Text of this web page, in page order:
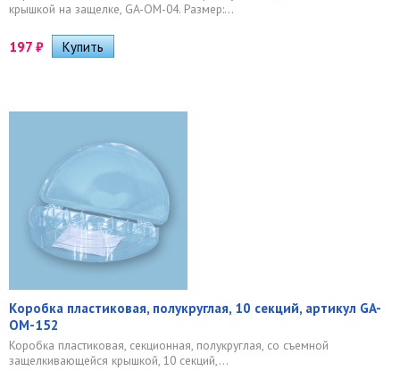
крышкой на защелке, GA-OM-04. Размер:...
197 ₽
Коробка пластиковая, полукруглая, 10 секций, артикул GA-
OM-152
Коробка пластиковая, секционная, полукруглая, со съемной
защелкивающейся крышкой, 10 секций,...